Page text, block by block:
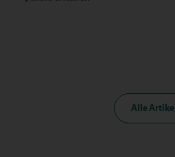
Alle Artikel